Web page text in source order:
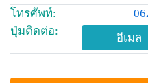
โทรศัพท์:
ปุ่มติดต่อ:
อีเมล